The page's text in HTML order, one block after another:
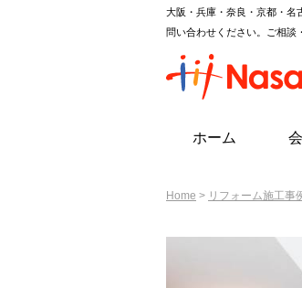
大阪・兵庫・奈良・京都・名
問い合わせください。ご相談
ホーム
Home > リフォーム施工事